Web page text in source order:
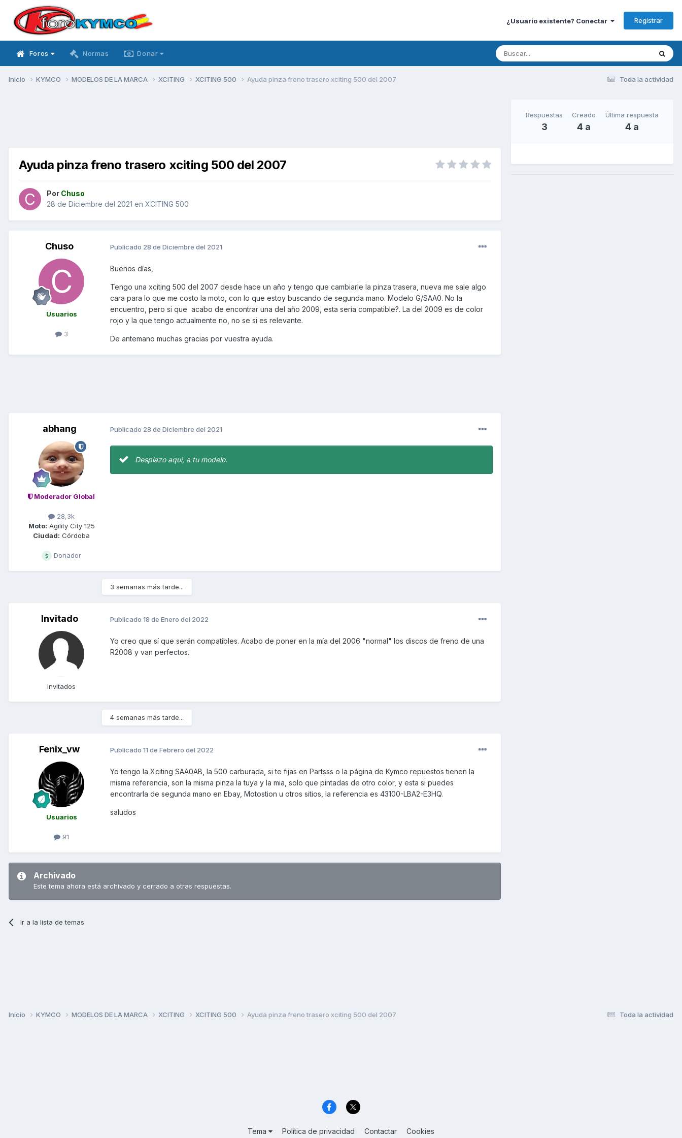
¿Usuario existente? Conectar Registrar
Foros Normas Donar
Toda la actividad
Inicio KYMCO MODELOS DE LA MARCA XCITING XCITING 500 Ayuda pinza freno trasero xciting 500 del 2007
Ayuda pinza freno trasero xciting 500 del 2007
Por Chuso
28 de Diciembre del 2021 en XCITING 500
Chuso
Usuarios
3
Publicado 28 de Diciembre del 2021
Buenos días,
Tengo una xciting 500 del 2007 desde hace un año y tengo que cambiarle la pinza trasera, nueva me sale algo
cara para lo que me costo la moto, con lo que estoy buscando de segunda mano. Modelo G/SAA0. No la
encuentro, pero si que acabo de encontrar una del año 2009, esta sería compatible?. La del 2009 es de color
rojo y la que tengo actualmente no, no se si es relevante.
De antemano muchas gracias por vuestra ayuda.
abhang
Moderador Global
28,3k
Moto: Agility City 125
Ciudad: Córdoba
Donador
Publicado 28 de Diciembre del 2021
Desplazo aqui, a tu modelo.
3 semanas más tarde...
Invitado
Invitados
Publicado 18 de Enero del 2022
Yo creo que sí que serán compatibles. Acabo de poner en la mía del 2006 "normal" los discos de freno de una
R2008 y van perfectos.
4 semanas más tarde...
Fenix_vw
Usuarios
91
Publicado 11 de Febrero del 2022
Yo tengo la Xciting SAA0AB, la 500 carburada, si te fijas en Partsss o la página de Kymco repuestos tienen la
misma referencia, son la misma pinza la tuya y la mia, solo que pintadas de otro color, y esta si puedes
encontrarla de segunda mano en Ebay, Motostion u otros sitios, la referencia es 43100-LBA2-E3HQ.
saludos
Archivado
Este tema ahora está archivado y cerrado a otras respuestas.
Ir a la lista de temas
Respuestas
3
Creado
4 a
Última respuesta
4 a
Toda la actividad
Inicio KYMCO MODELOS DE LA MARCA XCITING XCITING 500 Ayuda pinza freno trasero xciting 500 del 2007
Tema Política de privacidad Contactar Cookies